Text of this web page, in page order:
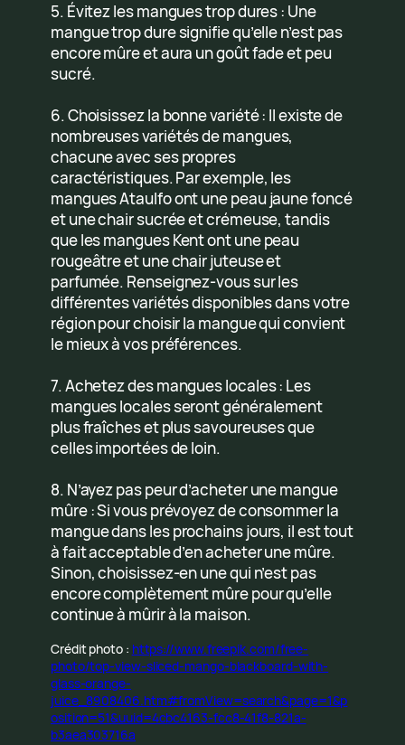
5. Évitez les mangues trop dures : Une
mangue trop dure signifie qu’elle n’est pas
encore mûre et aura un goût fade et peu
sucré.
6. Choisissez la bonne variété : Il existe de
nombreuses variétés de mangues,
chacune avec ses propres
caractéristiques. Par exemple, les
mangues Ataulfo ont une peau jaune foncé
et une chair sucrée et crémeuse, tandis
que les mangues Kent ont une peau
rougeâtre et une chair juteuse et
parfumée. Renseignez-vous sur les
différentes variétés disponibles dans votre
région pour choisir la mangue qui convient
le mieux à vos préférences.
7. Achetez des mangues locales : Les
mangues locales seront généralement
plus fraîches et plus savoureuses que
celles importées de loin.
8. N’ayez pas peur d’acheter une mangue
mûre : Si vous prévoyez de consommer la
mangue dans les prochains jours, il est tout
à fait acceptable d’en acheter une mûre.
Sinon, choisissez-en une qui n’est pas
encore complètement mûre pour qu’elle
continue à mûrir à la maison.
Crédit photo : https://www.freepik.com/free-
photo/top-view-sliced-mango-blackboard-with-
glass-orange-
juice_8908406.htm#fromView=search&page=1&p
osition=51&uuid=4cbc4163-fcc8-41f8-821a-
b3aea303716a